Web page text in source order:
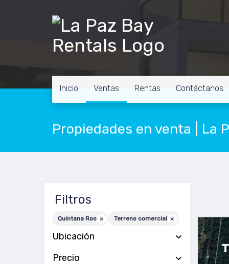
Inicio Ventas Rentas Contáctanos
Propiedades en venta | La
Filtros
Quintana Roo Terreno comercial
Ubicación
Precio